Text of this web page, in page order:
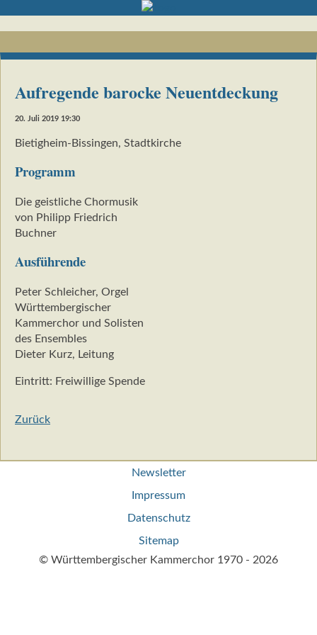
Aufregende barocke Neuentdeckung
20. Juli 2019 19:30
Bietigheim-Bissingen, Stadtkirche
Programm
Die geistliche Chormusik
von Philipp Friedrich
Buchner
Ausführende
Peter Schleicher, Orgel
Württembergischer
Kammerchor und Solisten
des Ensembles
Dieter Kurz, Leitung
Eintritt: Freiwillige Spende
Zurück
Newsletter
Impressum
Datenschutz
Sitemap
© Württembergischer Kammerchor 1970 - 2026